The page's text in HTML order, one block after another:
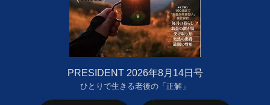
PRESIDENT 2026年8月14日号
ひとりで生きる老後の「正解」